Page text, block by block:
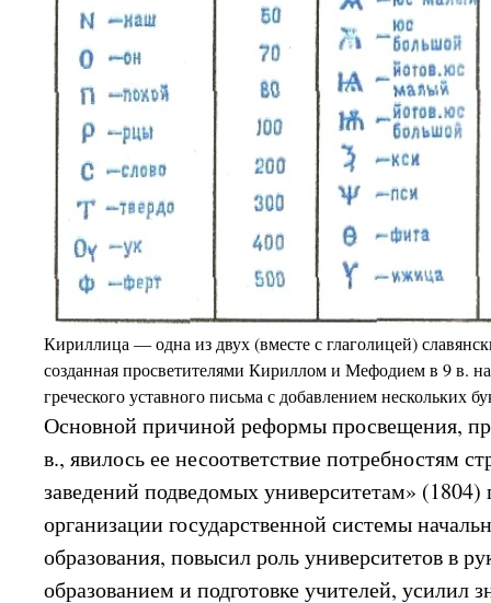
Кириллица — одна из двух (вместе с глаголицей)
созданная просветителями Кириллом и Мефодием в 9 в.
греческого уставного письма с добавлением нескольких
Основной причиной реформы просвещения,
в., явилось ее несоответствие потребностям
заведений подведомых университетам»
организации государственной системы
образования, повысил роль университетов в
образованием и подготовке учителей, усилил